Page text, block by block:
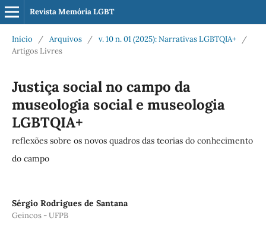
Revista Memória LGBT
Início / Arquivos / v. 10 n. 01 (2025): Narrativas LGBTQIA+
/
Artigos Livres
Justiça social no campo da
museologia social e museologia
LGBTQIA+
reflexões sobre os novos quadros das teorias do conhecimento
do campo
Sérgio Rodrigues de Santana
Geincos - UFPB